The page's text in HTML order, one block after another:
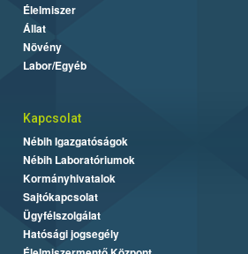
Élelmiszer
Állat
Növény
Labor/Egyéb
Kapcsolat
Nébih Igazgatóságok
Nébih Laboratóriumok
Kormányhivatalok
Sajtókapcsolat
Ügyfélszolgálat
Hatósági jogsegély